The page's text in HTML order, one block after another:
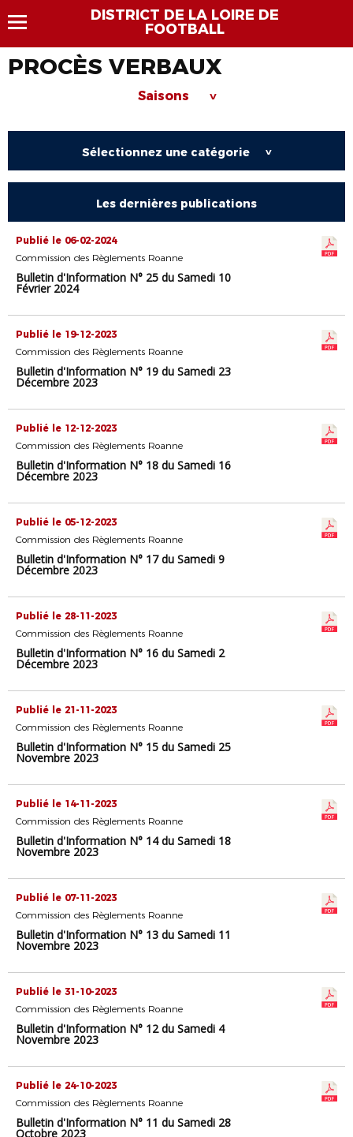
DISTRICT DE LA LOIRE DE
FOOTBALL
PROCÈS VERBAUX
Saisons >
Sélectionnez une catégorie >
Les dernières publications
Publié le 06-02-2024
Commission des Règlements Roanne
Bulletin d'Information N° 25 du Samedi 10
Février 2024
Publié le 19-12-2023
Commission des Règlements Roanne
Bulletin d'Information N° 19 du Samedi 23
Décembre 2023
Publié le 12-12-2023
Commission des Règlements Roanne
Bulletin d'Information N° 18 du Samedi 16
Décembre 2023
Publié le 05-12-2023
Commission des Règlements Roanne
Bulletin d'Information N° 17 du Samedi 9
Décembre 2023
Publié le 28-11-2023
Commission des Règlements Roanne
Bulletin d'Information N° 16 du Samedi 2
Décembre 2023
Publié le 21-11-2023
Commission des Règlements Roanne
Bulletin d'Information N° 15 du Samedi 25
Novembre 2023
Publié le 14-11-2023
Commission des Règlements Roanne
Bulletin d'Information N° 14 du Samedi 18
Novembre 2023
Publié le 07-11-2023
Commission des Règlements Roanne
Bulletin d'Information N° 13 du Samedi 11
Novembre 2023
Publié le 31-10-2023
Commission des Règlements Roanne
Bulletin d'Information N° 12 du Samedi 4
Novembre 2023
Publié le 24-10-2023
Commission des Règlements Roanne
Bulletin d'Information N° 11 du Samedi 28
Octobre 2023